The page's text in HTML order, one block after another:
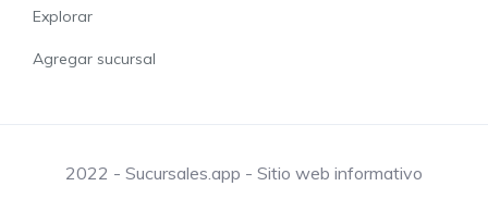
Explorar
Agregar sucursal
2022 - Sucursales.app - Sitio web informativo